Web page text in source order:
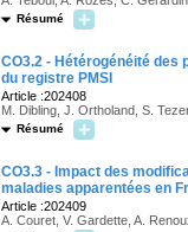
Résumé
CO3.2 - Hétérogénéité
du registre PMSI
Article :202408
M. Dibling, J. Ortholand, S.
Résumé
CO3.3 - Impact des
maladies apparentées en
Article :202409
A. Couret, V. Gardette, A.